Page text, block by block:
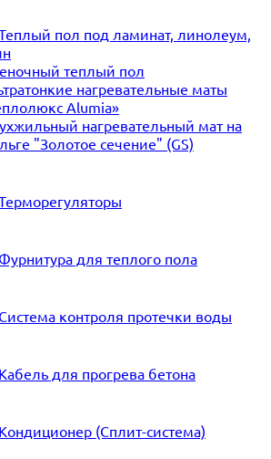
пол под ламинат, линолеум,
теплый пол
нагревательные маты
Alumia»
нагревательный мат на
"Золотое сечение" (GS)
Фурнитура для теплого пола
Система контроля протечки воды
Кабель для прогрева бетона
Кондиционер (Сплит-система)